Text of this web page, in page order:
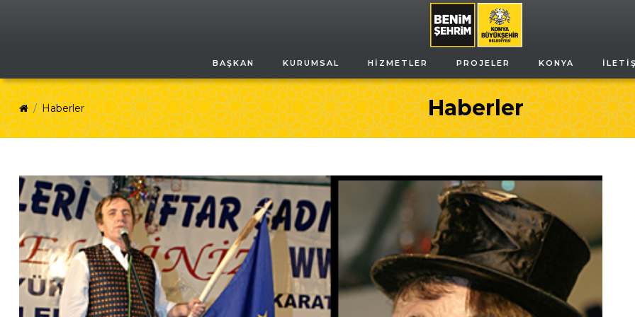
BAŞKAN KURUMSAL HIZMETLER PROJELER KONYA
Haberler
Haberler